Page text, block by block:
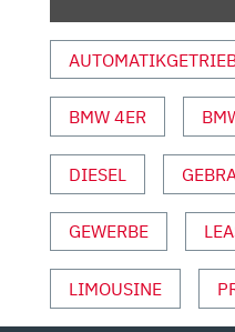
BMW 4ER
DIESEL
GEWERBE
LIMOUSINE